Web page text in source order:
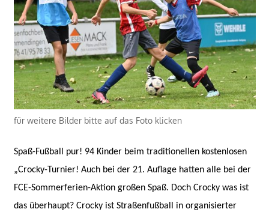
für weitere Bilder bitte auf das Foto klicken
Spaß-Fußball pur! 94 Kinder beim traditionellen kostenlosen
„Crocky-Turnier! Auch bei der 21. Auflage hatten alle bei der
FCE-Sommerferien-Aktion großen Spaß. Doch Crocky was ist
das überhaupt? Crocky ist Straßenfußball in organisierter